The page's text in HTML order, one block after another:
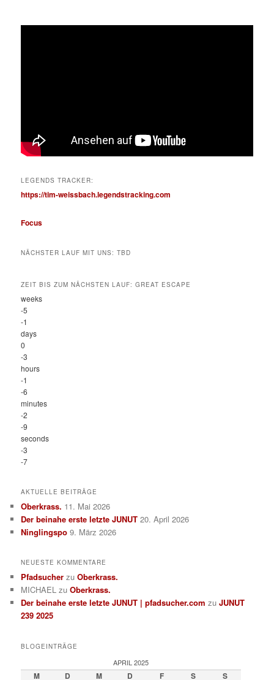
LEGENDS TRACKER:
https://tim-weissbach.legendstracking.com
Focus
NÄCHSTER LAUF MIT UNS: TBD
ZEIT BIS ZUM NÄCHSTEN LAUF: GREAT ESCAPE
weeks
-5
-1
days
0
-3
hours
-1
-6
minutes
-2
-9
seconds
-3
-7
AKTUELLE BEITRÄGE
Oberkrass. 11. Mai 2026
Der beinahe erste letzte JUNUT 20. April 2026
Ninglingspo 9. März 2026
NEUESTE KOMMENTARE
Pfadsucher zuOberkrass.
MICHAEL zuOberkrass.
Der beinahe erste letzte JUNUT | pfadsucher.com zuJUNUT
239 2025
BLOGEINTRÄGE
APRIL 2025
M D M D F S S